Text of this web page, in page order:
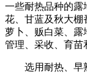
一些耐热品种的露
花、甘蓝及秋大棚
萝卜、贩白菜、露
管理、采收、育苗
选用耐热、早熟